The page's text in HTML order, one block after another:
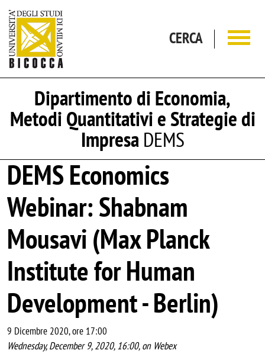
CERCA
Dipartimento di Economia,
Metodi Quantitativi e Strategie di
ImpresaDEMS
DEMS Economics
Webinar: Shabnam
Mousavi (Max Planck
Institute for Human
Development - Berlin)
9 Dicembre 2020, ore 17:00
Wednesday, December 9, 2020, 16:00, on Webex